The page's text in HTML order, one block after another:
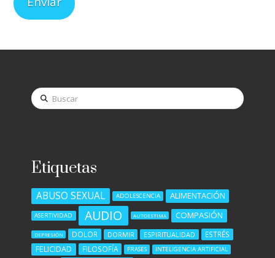
Buscar
Etiquetas
ABUSO SEXUAL ADOLESCENCIA ALIMENTACIÓN
ASERTIVIDAD AUDIO AUTOESTIMA COMPASIÓN
DEPRESIÓN DOLOR DORMIR ESPIRITUALIDAD ESTRÉS
FELICIDAD FILOSOFÍA FRASES INTELIGENCIA ARTIFICIAL